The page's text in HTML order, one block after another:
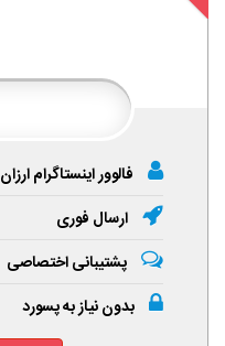
فالوور اینستاگرام ارزان
ارسال فوری
پشتیبانی اختصاصی
بدون نیاز به پسورد